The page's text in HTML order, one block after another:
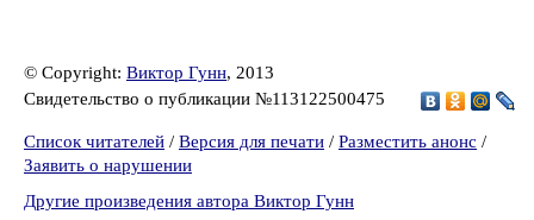
© Copyright: Виктор Гунн, 2013
Свидетельство о публикации №113122500475
Список читателей / Версия для печати / Разместить анонс /
Заявить о нарушении
Другие произведения автора Виктор Гунн